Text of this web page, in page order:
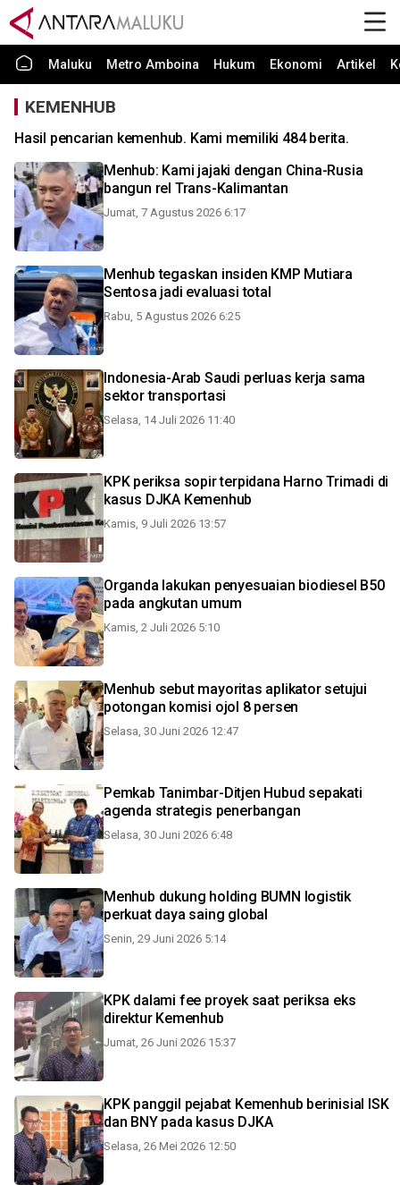
Maluku Metro Amboina Hukum Ekonomi Artikel
KEMENHUB
Hasil pencarian kemenhub. Kami memiliki 484 berita.
Menhub: Kami jajaki dengan China-Rusia
bangun rel Trans-Kalimantan
Jumat, 7 Agustus 2026 6:17
Menhub tegaskan insiden KMP Mutiara
Sentosa jadi evaluasi total
Rabu, 5 Agustus 2026 6:25
Indonesia-Arab Saudi perluas kerja sama
sektor transportasi
Selasa, 14 Juli 2026 11:40
KPK periksa sopir terpidana Harno Trimadi di
kasus DJKA Kemenhub
Kamis, 9 Juli 2026 13:57
Organda lakukan penyesuaian biodiesel B50
pada angkutan umum
Kamis, 2 Juli 2026 5:10
Menhub sebut mayoritas aplikator setujui
potongan komisi ojol 8 persen
Selasa, 30 Juni 2026 12:47
Pemkab Tanimbar-Ditjen Hubud sepakati
agenda strategis penerbangan
Selasa, 30 Juni 2026 6:48
Menhub dukung holding BUMN logistik
perkuat daya saing global
Senin, 29 Juni 2026 5:14
KPK dalami fee proyek saat periksa eks
direktur Kemenhub
Jumat, 26 Juni 2026 15:37
KPK panggil pejabat Kemenhub berinisial ISK
dan BNY pada kasus DJKA
Selasa, 26 Mei 2026 12:50